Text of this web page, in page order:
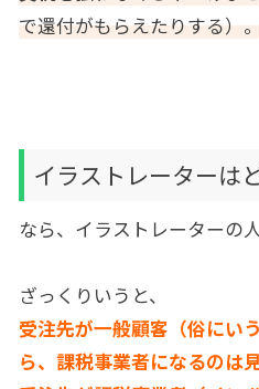
で還付がもらえたりする）
イラストレーターは
なら、イラストレーターの
ざっくりいうと、
受注先が一般顧客（俗にい
ら、課税事業者になるのは見